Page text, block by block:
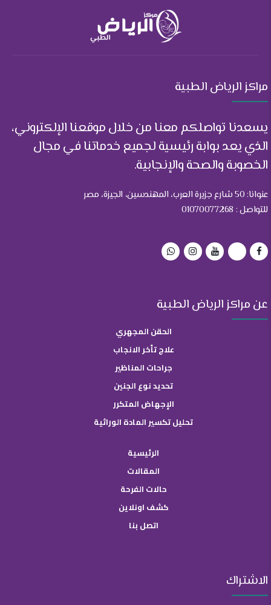
مراكز الرياض الطبية
يسعدنا تواصلكم معنا من خلال موقعنا الإلكتروني،
الذي يعد بوابة رئيسية لجميع خدماتنا في مجال
الخصوبة والصحة والإنجابية.
عنوانا: 50 شارع جزيرة العرب، المهندسين، الجيزة، مصر
للتواصل : 01070077268
عن مراكز الرياض الطبية
الحقن المجهري
علاج تأخر الانجاب
جراحات المناظير
تحديد نوع الجنين
الإجهاض المتكرر
تحليل تكسير المادة الوراثية
الرئيسية
المقالات
حالات الفرحة
كشف اونلاين
اتصل بنا
الاشتراك